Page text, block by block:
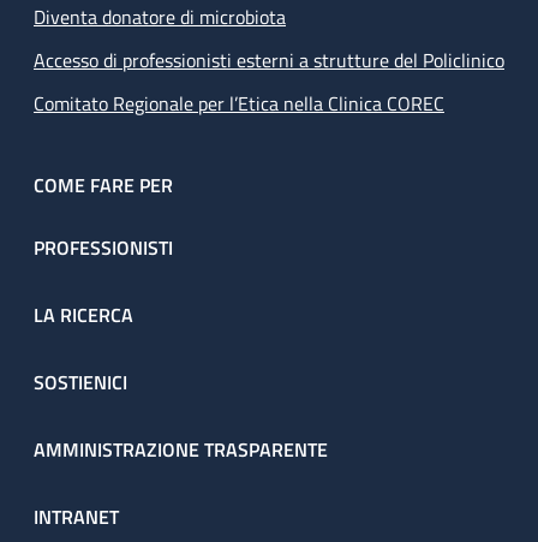
Diventa donatore di microbiota
Accesso di professionisti esterni a strutture del Policlinico
Comitato Regionale per l’Etica nella Clinica COREC
COME FARE PER
PROFESSIONISTI
LA RICERCA
SOSTIENICI
AMMINISTRAZIONE TRASPARENTE
INTRANET